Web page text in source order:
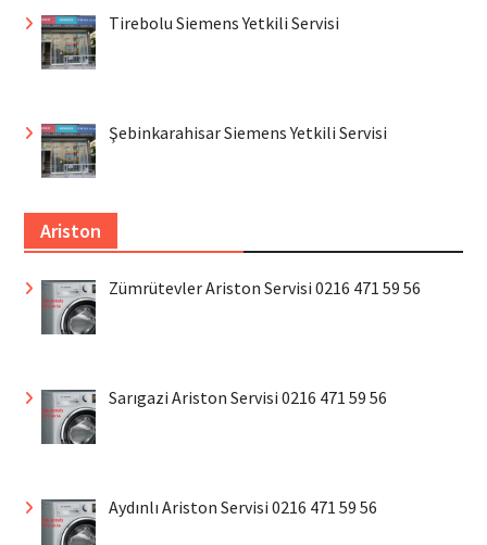
Tirebolu Siemens Yetkili Servisi
Şebinkarahisar Siemens Yetkili Servisi
Ariston
Zümrütevler Ariston Servisi 0216 471 59 56
Sarıgazi Ariston Servisi 0216 471 59 56
Aydınlı Ariston Servisi 0216 471 59 56